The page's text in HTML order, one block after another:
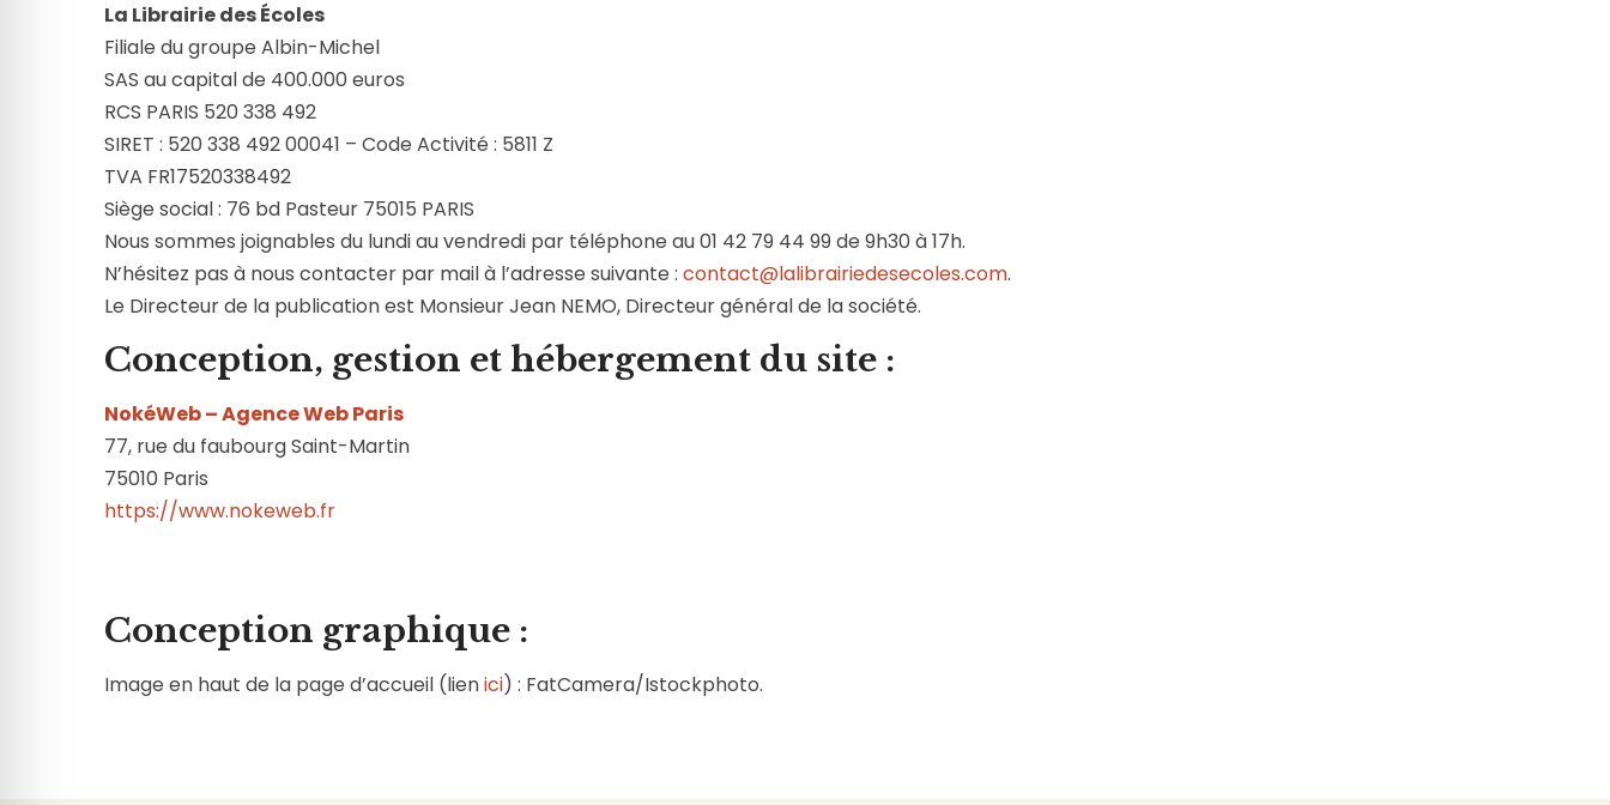
La Librairie des Écoles
Filiale du groupe Albin-Michel
SAS au capital de 400.000 euros
RCS PARIS 520 338 492
SIRET : 520 338 492 00041 – Code Activité : 5811 Z
TVA FR17520338492
Siège social : 76 bd Pasteur 75015 PARIS
Nous sommes joignables du lundi au vendredi par téléphone au 01 42 79 44 99 de 9h30 à 17h.
N’hésitez pas à nous contacter par mail à l’adresse suivante : contact@lalibrairiedesecoles.com.
Le Directeur de la publication est Monsieur Jean NEMO, Directeur général de la société.
Conception, gestion et hébergement du site :
NokéWeb – Agence Web Paris
77, rue du faubourg Saint-Martin
75010 Paris
https://www.nokeweb.fr
Conception graphique :
Image en haut de la page d’accueil (lienici) : FatCamera/Istockphoto.